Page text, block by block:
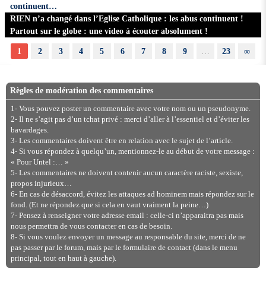
continuent…
RIEN n’a changé dans l’Eglise Catholique : les abus continuent !
Partout sur le globe : une video à écouter absolument !
1 2 3 4 5 6 7 8 9 23 ∞
Règles de modération des commentaires
1- Vous pouvez poster un commentaire avec votre nom ou un pseudonyme.
2- Il ne s’agit pas d’un tchat privé : merci d’aller à l’essentiel et d’éviter les
bavardages.
3- Les commentaires doivent être en relation avec le sujet de l’article.
4- Si vous répondez à quelqu’un, mentionnez-le au début de votre message :
« Pour Untel :… »
5- Les commentaires ne doivent contenir aucun caractère raciste, sexiste,
propos injurieux…
6- En cas de désaccord, évitez les attaques ad hominem mais répondez sur le
fond. (Et ne répondez que si cela en vaut vraiment la peine…)
7- Pensez à renseigner votre adresse email : celle-ci n’apparaitra pas mais
nous permettra de vous contacter en cas de besoin.
8- Si vous voulez envoyer un message au responsable du site, merci de ne
pas passer par le forum, mais par le formulaire de contact (dans le menu
principal, tout en haut à gauche).